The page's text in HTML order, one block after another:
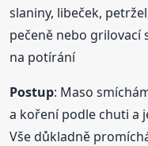
slaniny, libeček,
pečeně nebo
na potírání
Postup: Maso
a koření podle chuti a
Vše důkladně